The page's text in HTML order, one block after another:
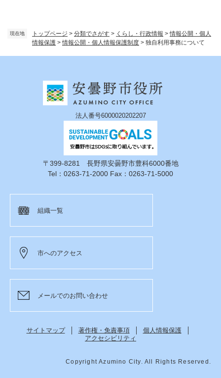
現在地 トップページ > 分類でさがす > くらし・行政情報 >情報公開・個人
情報保護 >情報公開・個人情報保護制度 > 独自利用事務について
法人番号6000020202207
〒399-8281 長野県安曇野市豊科6000番地
Tel：0263-71-2000 Fax：0263-71-5000
組織一覧
市へのアクセス
メールでのお問い合わせ
サイトマップ 著作権・免責事項
個人情報保護
アクセシビリティ
Copyright Azumino City. All Rights Reserved.